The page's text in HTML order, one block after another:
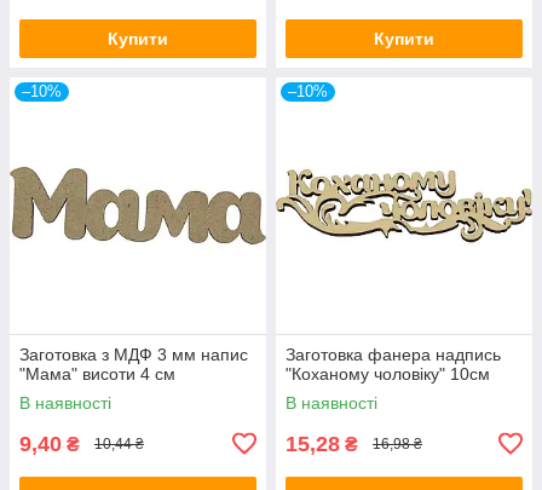
Купити Купити
–10%
Заготовка з МДФ 3 мм напис
"Мама" висоти 4 см
В наявності
9,40 ₴ 10,44 ₴
–10%
Заготовка фанера надпись
"Коханому чоловіку" 10см
В наявності
15,28 ₴ 16,98 ₴